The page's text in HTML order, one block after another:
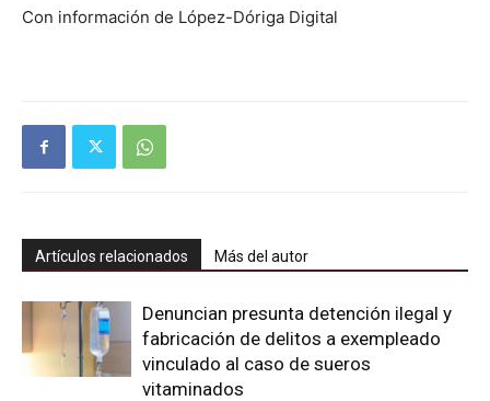
Con información de López-Dóriga Digital
Artículos relacionados Más del autor
Denuncian presunta detención ilegal y
fabricación de delitos a exempleado
vinculado al caso de sueros
vitaminados